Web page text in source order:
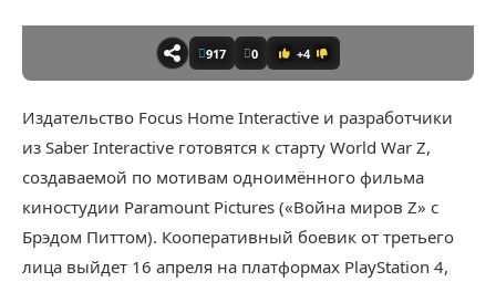
917 0 +4
Издательство Focus Home Interactive и разработчики
из Saber Interactive готовятся к старту World War Z,
создаваемой по мотивам одноимённого фильма
киностудии Paramount Pictures («Война миров Z» с
Брэдом Питтом). Кооперативный боевик от третьего
лица выйдет 16 апреля на платформах PlayStation 4,